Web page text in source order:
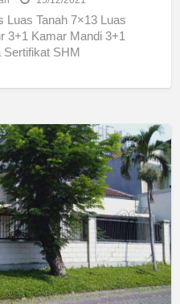
Luas Tanah 7×13 Luas
3+1 Kamar Mandi 3+1
SHM